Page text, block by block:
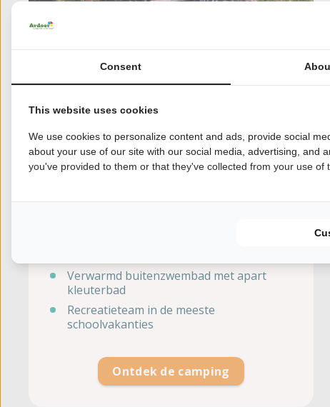
Zandhegge
Gelderland, Emst
Veluwe als achtertuin
Verwarmd buitenzwembad met apart
kleuterbad
Recreatieteam in de meeste
schoolvakanties
Ontdek de camping
Consent
This website uses cookies
We use cookies to personalize content and ads, provide social
about your use of our site with our social media, advertising, and
you've provided to them or that they've collected from your use of